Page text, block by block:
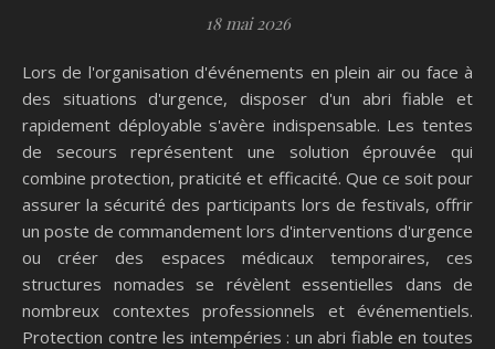
18 mai 2026
Lors de l'organisation d'événements en plein air ou face à
des situations d'urgence, disposer d'un abri fiable et
rapidement déployable s'avère indispensable. Les tentes
de secours représentent une solution éprouvée qui
combine protection, praticité et efficacité. Que ce soit pour
assurer la sécurité des participants lors de festivals, offrir
un poste de commandement lors d'interventions d'urgence
ou créer des espaces médicaux temporaires, ces
structures nomades se révèlent essentielles dans de
nombreux contextes professionnels et événementiels.
Protection contre les intempéries : un abri fiable en toutes